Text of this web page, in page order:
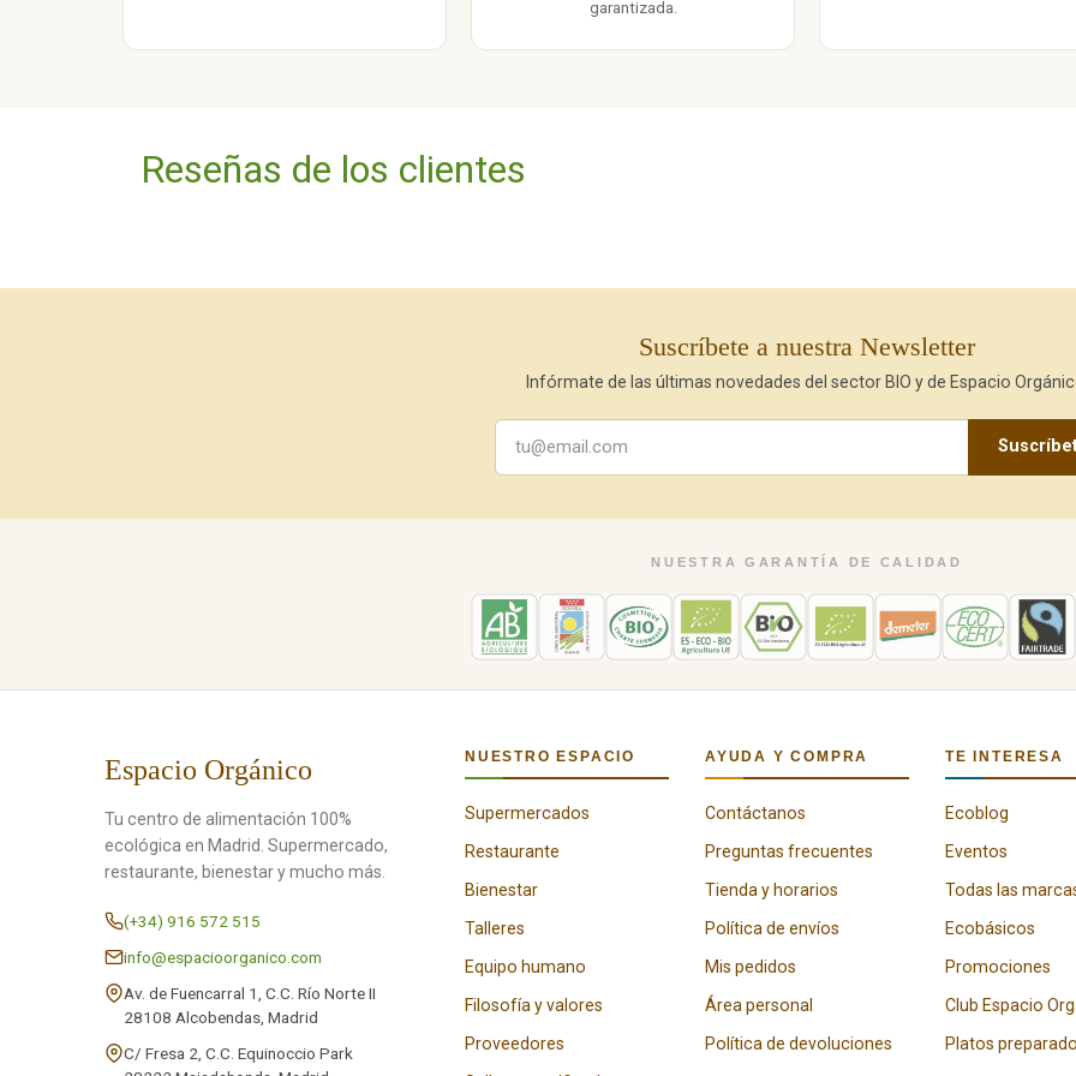
garantizada.
Reseñas de los clientes
Suscríbete a nuestra Newsletter
Infórmate de las últimas novedades del sector BIO y de Espacio
NUESTRA GARANTÍA DE CALIDAD
Espacio Orgánico
Tu centro de alimentación 100%
ecológica en Madrid. Supermercado,
restaurante, bienestar y mucho más.
(+34) 916 572 515
info@espacioorganico.com
Av. de Fuencarral 1, C.C. Río Norte II
28108 Alcobendas, Madrid
C/ Fresa 2, C.C. Equinoccio Park
NUESTRO ESPACIO
Supermercados
Restaurante
Bienestar
Talleres
Equipo humano
Filosofía y valores
Proveedores
AYUDA Y COMPRA
Contáctanos
Preguntas frecuentes
Tienda y horarios
Política de envíos
Mis pedidos
Área personal
Política de devoluciones
TE INTERESA
Ecoblog
Eventos
Todas las
Ecobásicos
Promociones
Club Espacio
Platos